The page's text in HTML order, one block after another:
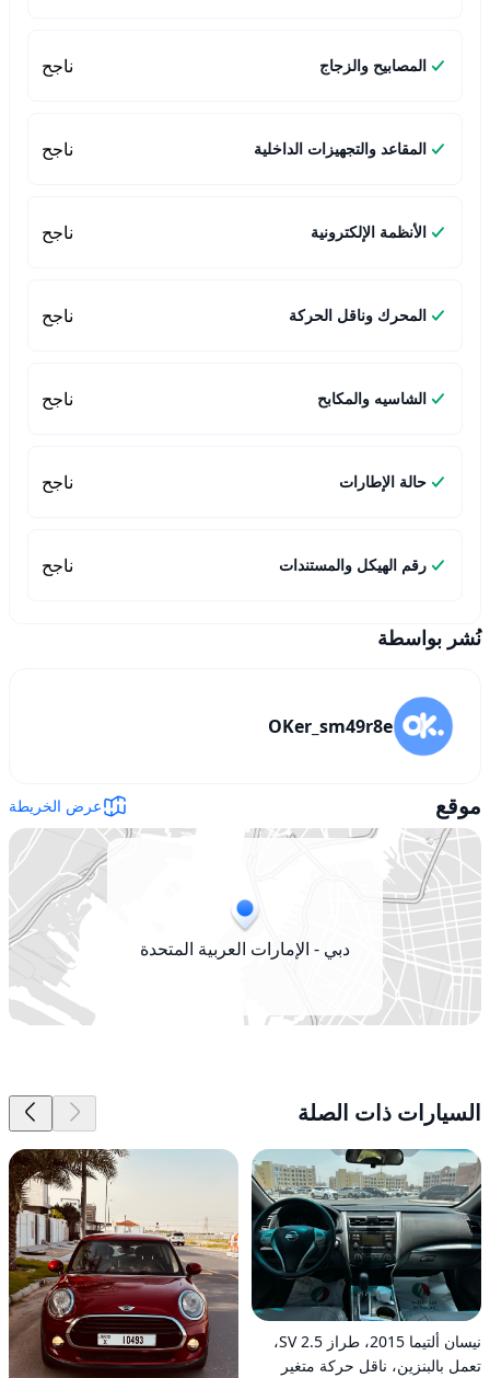
المصابيح والزجاج ناجح
المقاعد والتجهيزات الداخلية ناجح
الأنظمة الإلكترونية ناجح
المحرك وناقل الحركة ناجح
الشاسيه والمكابح ناجح
حالة الإطارات ناجح
رقم الهيكل والمستندات ناجح
نُشر بواسطة
OKer_sm49r8e
موقع عرض الخريطة
دبي - الإمارات العربية المتحدة
السيارات ذات الصلة
نيسان ألتيما 2015، طراز 2.5 SV،
تعمل بالبنزين، ناقل حركة متغير